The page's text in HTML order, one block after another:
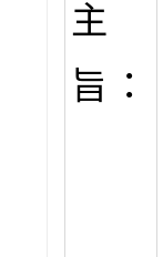
主
旨：